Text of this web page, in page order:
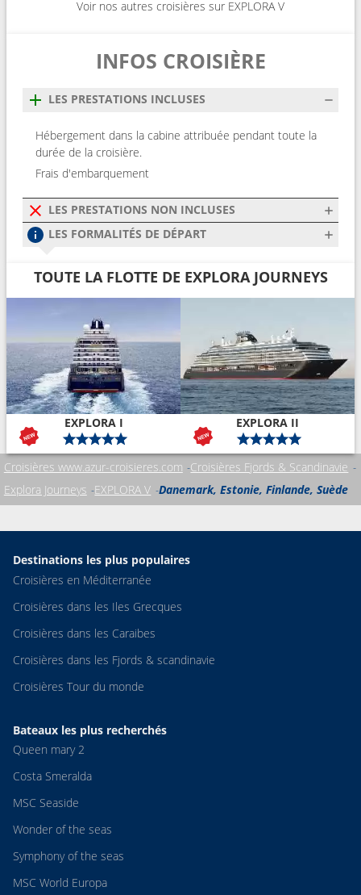
Voir nos autres croisières sur EXPLORA V
INFOS CROISIÈRE
LES PRESTATIONS INCLUSES
Hébergement dans la cabine attribuée pendant toute la
durée de la croisière.
Frais d'embarquement
LES PRESTATIONS NON INCLUSES
LES FORMALITÉS DE DÉPART
TOUTE LA FLOTTE DE EXPLORA JOURNEYS
EXPLORA I EXPLORA II
Croisières www.azur-croisieres.com Croisières Fjords & Scandinavie
Explora Journeys EXPLORA V Danemark, Estonie, Finlande, Suède
Destinations les plus populaires
Croisières en Méditerranée
Croisières dans les Iles Grecques
Croisières dans les Caraibes
Croisières dans les Fjords & scandinavie
Croisières Tour du monde
Bateaux les plus recherchés
Queen mary 2
Costa Smeralda
MSC Seaside
Wonder of the seas
Symphony of the seas
MSC World Europa